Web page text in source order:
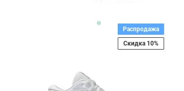
Распродажа
Скидка 10%